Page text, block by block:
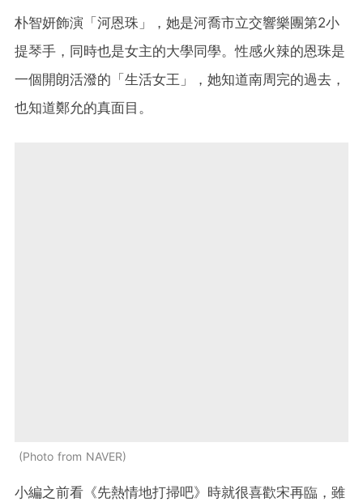
朴智妍飾演「河恩珠」，她是河喬市立交響樂團第2小
提琴手，同時也是女主的大學同學。性感火辣的恩珠是
一個開朗活潑的「生活女王」，她知道南周完的過去，
也知道鄭允的真面目。
Photo from NAVER
小編之前看《先熱情地打掃吧》時就很喜歡宋再臨，雖